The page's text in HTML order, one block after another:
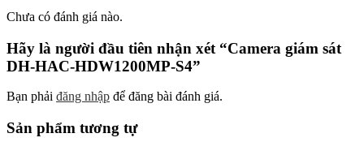
Chưa có đánh giá nào.
Hãy là người đầu tiên nhận xét “Camera giám sát
DH-HAC-HDW1200MP-S4”
Bạn phải đăng nhập để đăng bài đánh giá.
Sản phẩm tương tự